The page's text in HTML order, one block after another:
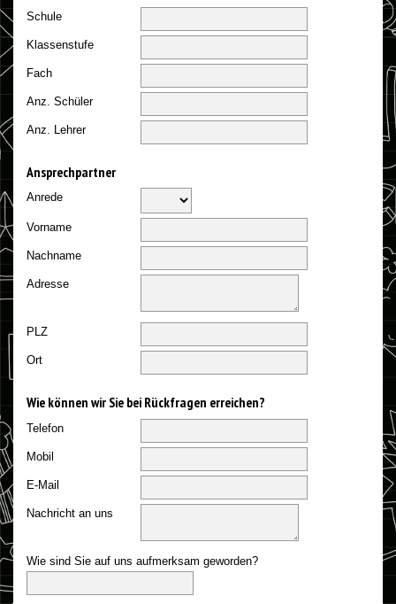
Schule
Klassenstufe
Fach
Anz. Schüler
Anz. Lehrer
Ansprechpartner
Anrede
Vorname
Nachname
Adresse
PLZ
Ort
Wie können wir Sie bei Rückfragen erreichen?
Telefon
Mobil
E-Mail
Nachricht an uns
Wie sind Sie auf uns aufmerksam geworden?